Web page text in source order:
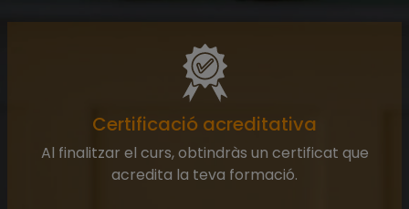
Certificació acreditativa
Al finalitzar el curs, obtindràs un certificat que
acredita la teva formació.